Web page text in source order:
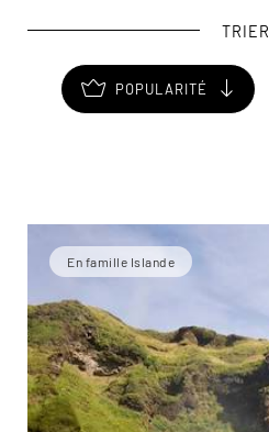
TRIER
POPULARITÉ
En famille Islande